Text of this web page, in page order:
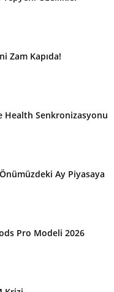
Zam Kapıda!
Health Senkronizasyonu
Ay Piyasaya
Pro Modeli 2026